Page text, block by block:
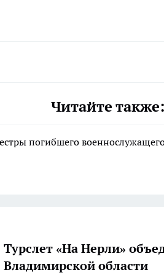
Читайте также:
погибшего
Турслет «На Нерли»
Владимирской области